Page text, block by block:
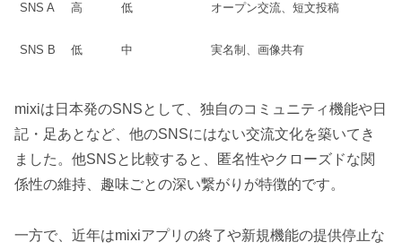
SNS A 高 低 オープン交流、短文投稿
SNS B 低 中 実名制、画像共有
mixiは日本発のSNSとして、独自のコミュニティ機能や日
記・足あとなど、他のSNSにはない交流文化を築いてき
ました。他SNSと比較すると、匿名性やクローズドな関
係性の維持、趣味ごとの深い繋がりが特徴的です。
一方で、近年はmixiアプリの終了や新規機能の提供停止な